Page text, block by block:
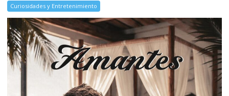
Curiosidades y Entretenimiento